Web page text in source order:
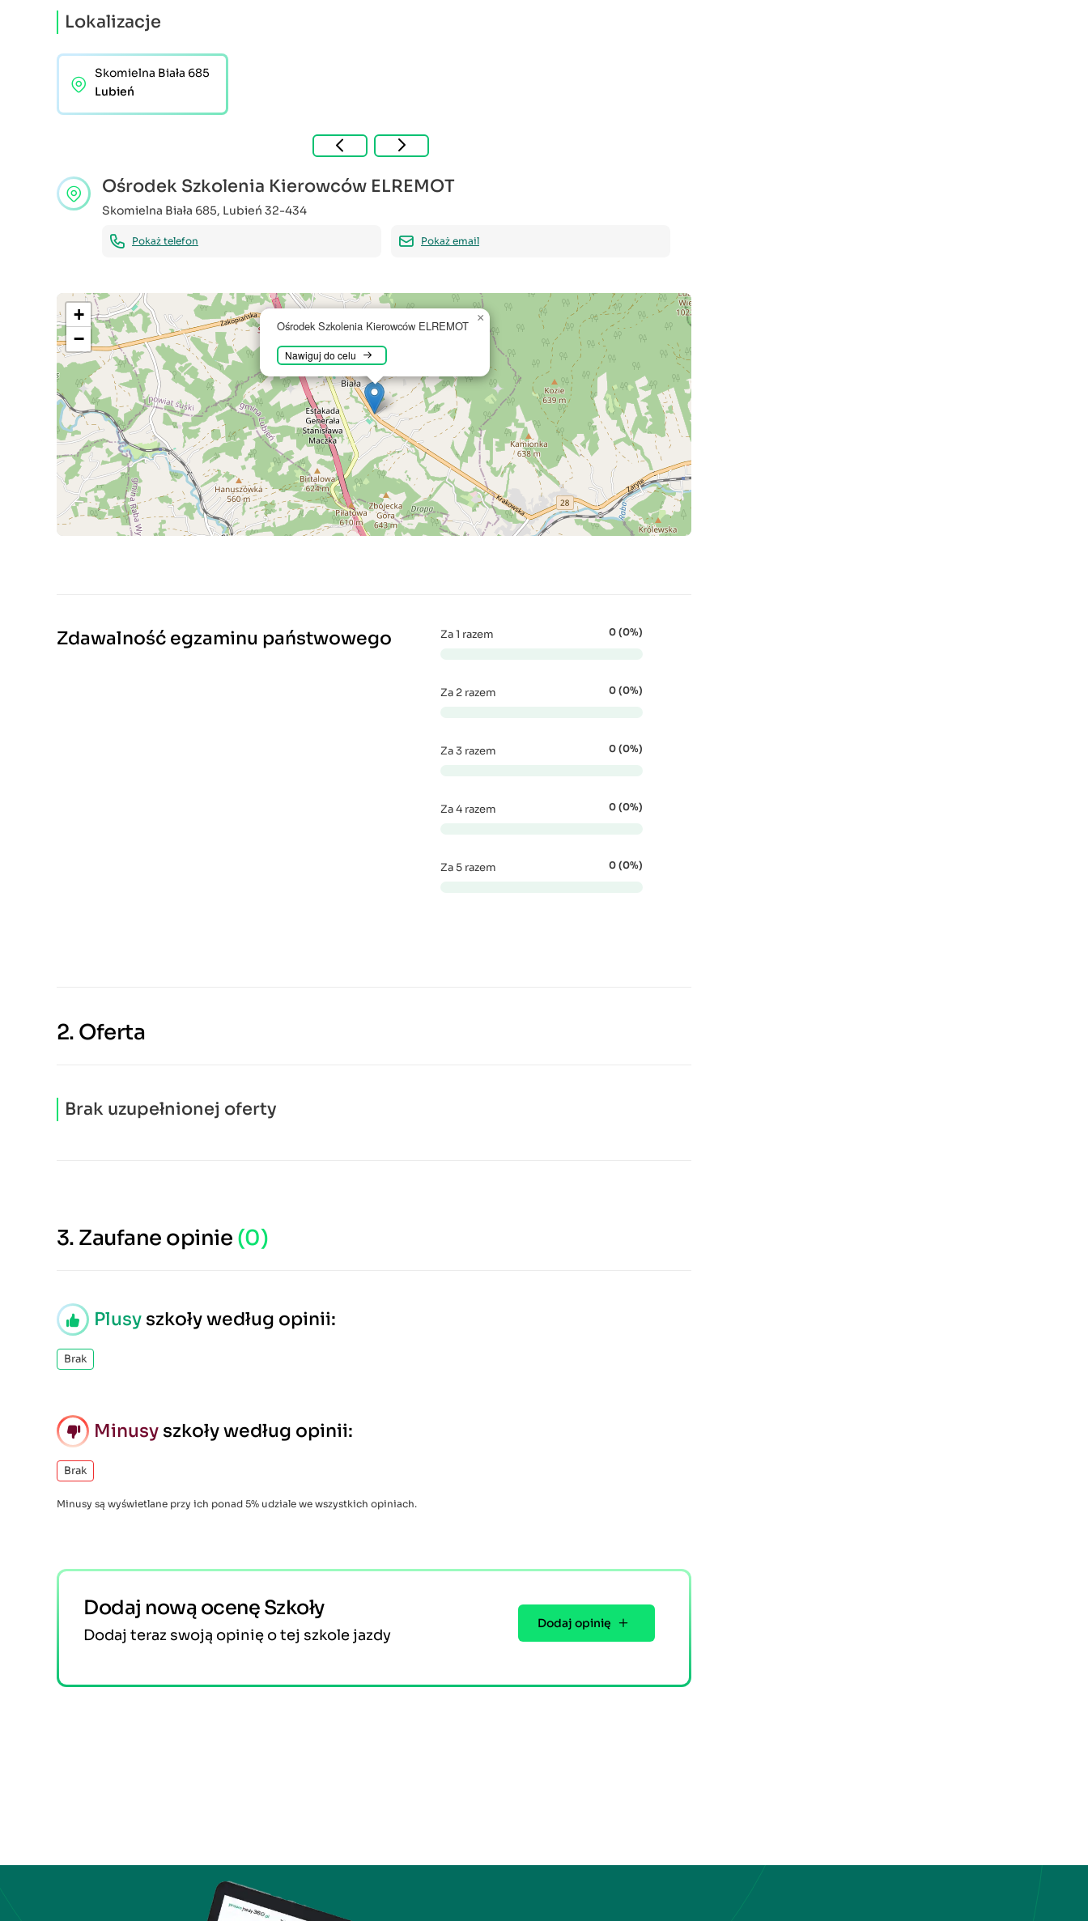
Lokalizacje
Skomielna Biała 685
Lubień
Ośrodek Szkolenia Kierowców ELREMOT
Skomielna Biała 685, Lubień 32-434
Pokaż telefon Pokaż email
Ośrodek Szkolenia Kierowców ELREMOT
Nawiguj do celu
×
+
−
Zdawalność egzaminu państwowego Za 1 razem 0 (0%)
Za 2 razem 0 (0%)
Za 3 razem 0 (0%)
Za 4 razem 0 (0%)
Za 5 razem 0 (0%)
2. Oferta
Brak uzupełnionej oferty
3. Zaufane opinie (0)
Plusy szkoły według opinii:
Brak
Minusy szkoły według opinii:
Brak
Minusy są wyświetlane przy ich ponad 5% udziale we wszystkich opiniach.
Dodaj nową ocenę Szkoły
Dodaj teraz swoją opinię o tej szkole jazdy
Dodaj opinię